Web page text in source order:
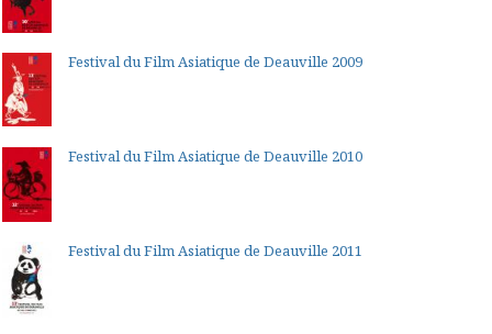
Festival du Film Asiatique de Deauville 2009
Festival du Film Asiatique de Deauville 2010
Festival du Film Asiatique de Deauville 2011